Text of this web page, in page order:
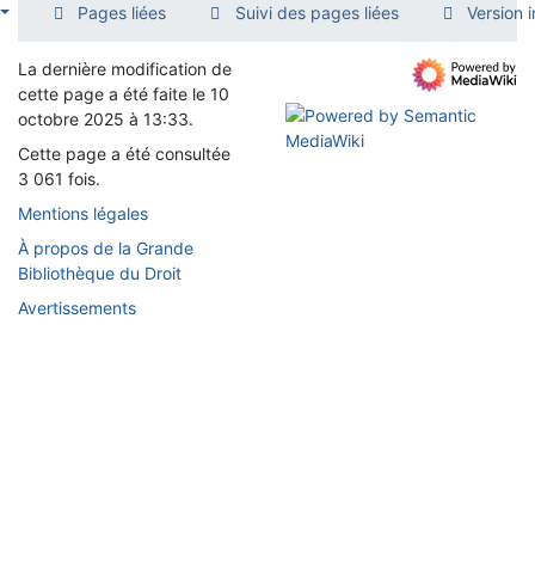
Pages liées Suivi des pages liées Version
La dernière modification de
cette page a été faite le 10
octobre 2025 à 13:33.
Cette page a été consultée
3 061 fois.
Mentions légales
À propos de la Grande
Bibliothèque du Droit
Avertissements